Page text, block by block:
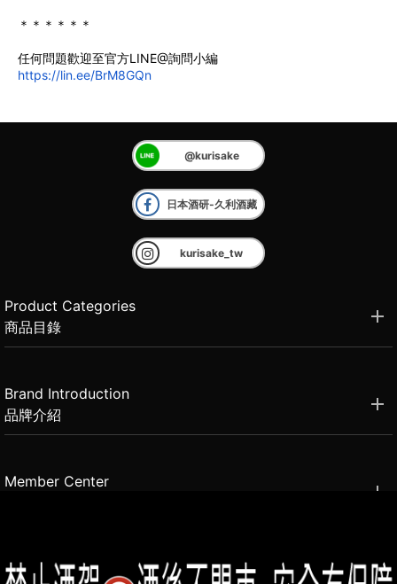
＊＊＊＊＊＊
任何問題歡迎至官方LINE@詢問小編
https://lin.ee/BrM8GQn
@kurisake
日本酒研-久利酒藏
kurisake_tw
Product Categories
商品目錄
Brand Introduction
品牌介紹
Member Center